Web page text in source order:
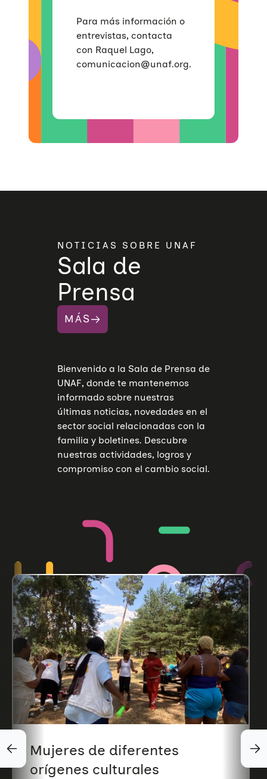
Para más información o
entrevistas, contacta
con Raquel Lago,
comunicacion@unaf.org.
NOTICIAS SOBRE UNAF
Sala de
Prensa
MÁS
Bienvenido a la Sala de Prensa de
UNAF, donde te mantenemos
informado sobre nuestras
últimas noticias, novedades en el
sector social relacionadas con la
familia y boletines. Descubre
nuestras actividades, logros y
compromiso con el cambio social.
Mujeres de diferentes
orígenes culturales